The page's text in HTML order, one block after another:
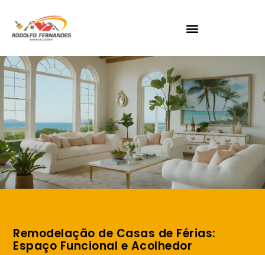
Remodelação de Casas de Férias:
Espaço Funcional e Acolhedor